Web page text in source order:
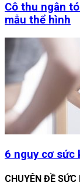
Cô thu ngân
mẫu thể hình
6 nguy cơ sức
CHUYÊN ĐỀ SỨC